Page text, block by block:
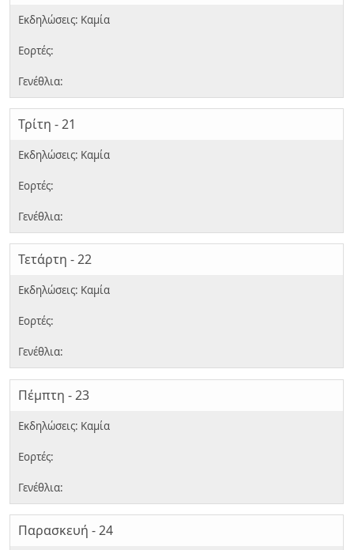
Τρίτη - 21
Τετάρτη - 22
Πέμπτη - 23
Παρασκευή - 24